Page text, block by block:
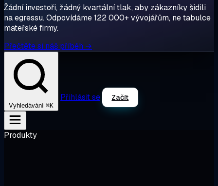
Žádní investoři, žádný kvartální tlak, aby zákazníky šidili
na egressu. Odpovídáme 122 000+ vývojářům, ne tabulce
mateřské firmy.
Přečtěte si náš příběh →
Vyhledávání ⌘K
Přihlásit se Začít
Produkty